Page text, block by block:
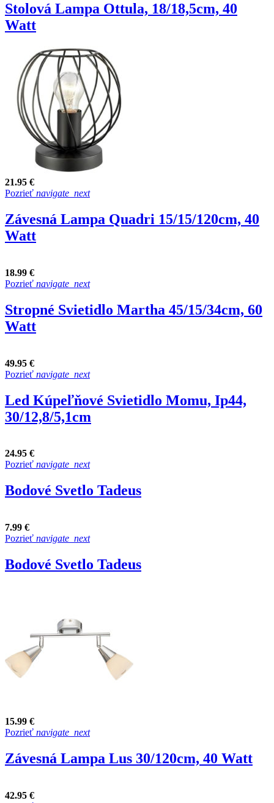
Stolová Lampa Ottula, 18/18,5cm, 40
Watt
21.95 €
Pozrieť navigate_next
Závesná Lampa Quadri 15/15/120cm, 40
Watt
18.99 €
Pozrieť navigate_next
Stropné Svietidlo Martha 45/15/34cm, 60
Watt
49.95 €
Pozrieť navigate_next
Led Kúpeľňové Svietidlo Momu, Ip44,
30/12,8/5,1cm
24.95 €
Pozrieť navigate_next
Bodové Svetlo Tadeus
7.99 €
Pozrieť navigate_next
Bodové Svetlo Tadeus
15.99 €
Pozrieť navigate_next
Závesná Lampa Lus 30/120cm, 40 Watt
42.95 €